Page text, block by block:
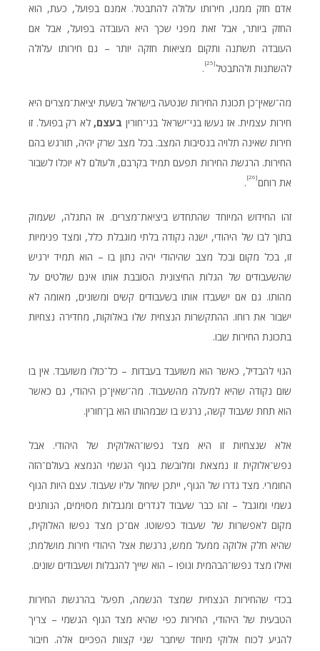
אדם חזק ממנו, חירותו עלולה להתבטל. אמנם בפועל, כעת, הוא
החזק ביותר, אבל זאת מפני שכך היא העובדה בפועל, אבל אם
העובדה תשתנה ותקום מציאות חזקה יותר – גם חירותו עלולה
להשתנות ולהתבטל[25]
.
מה־שאין־כן תכונת החירות שנטעה בישראל בשעת יציאת־מצרים היא
חירות עצמית. אז נעשו בני־ישראל בני־חורין בעצם,לא רק בפועל. זו
חירות שאינה תלויה בנסיבות המצב. בכל מצב שרק יהיה, תורגש בהם
החירות. הרגשת החירות תפעם תמיד בקרבם, ולעולם לא יוכלו לשבור
את רוחם[26]
.
זהו החידוש המיוחד שהתחדש ביציאת־מצרים. אז התגלה, שעמוק
בתוך לבו של היהודי, ישנה נקודה בלתי מוגבלת כלל, ומצד פנימיות
זו, בכל מקום ובכל מצב שהיהודי יהיה נתון בו – הוא תמיד ירגיש
שהשעבודים של הגלות החיצונית הסובבת אותו אינם שולטים על
מהותו. גם אם ישעבדו אותו בשעבודים קשים ומשונים, מאומה לא
ישבור את רוחו. ההתקשרות הנצחית שלו באלוקות, מחדירה נצחיות
בתכונת החירות שבו.
הגוי להבדיל, כאשר הוא משועבד בעבדות – כל־כולו משועבד. אין בו
שום נקודה שהיא למעלה מהשעבוד. מה־שאין־כן היהודי, גם כאשר
הוא תחת שעבוד קשה, נרגש בו שבמהותו הוא בן־חורין.
אלא שנצחיות זו היא מצד נפשו־האלוקית של היהודי. אבל
נפש־אלוקית זו נמצאת ומלובשת בגוף הגשמי הנמצא בעולם־הזה
החומרי. מצד גדרו של הגוף, ייתכן שיחול עליו שעבוד. עצם היות הגוף
גשמי ומוגבל – זהו כבר שעבוד לגדרים ומגבלות מסוימים, הנותנים
מקום לאפשרות של שעבוד כפשוטו. אם־כן מצד נפשו האלוקית,
שהיא חלק אלוקה ממעל ממש, נרגשת אצל היהודי חירות מושלמת;
ואילו מצד נפשו־הבהמית וגופו – הוא שייך להגבלות ושעבודים שונים.
בכדי שהחירות הנצחית שמצד הנשמה, תפעל בהרגשת החירות
הטבעית של היהודי, החירות כפי שהיא מצד הגוף הגשמי – צריך
להגיע לכוח אלוקי מיוחד שיחבר שני קצוות הפכיים אלה. חיבור